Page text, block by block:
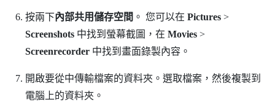
按兩下內部共用儲存空間 。 您可以在 Pictures>
Screenshots中找到螢幕截圖，在 Movies>
Screenrecorder中找到畫面錄製內容。
開啟要從中傳輸檔案的資料夾。選取檔案，然後複製到
電腦上的資料夾。